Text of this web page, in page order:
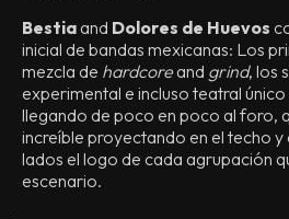
Bestia and Dolores de Huevos
inicial de bandas mexicanas: Los
mezcla de hardcore and grind, los
experimental e incluso teatral
llegando de poco en poco al foro,
increíble proyectando en el techo y
lados el logo de cada agrupación
escenario.